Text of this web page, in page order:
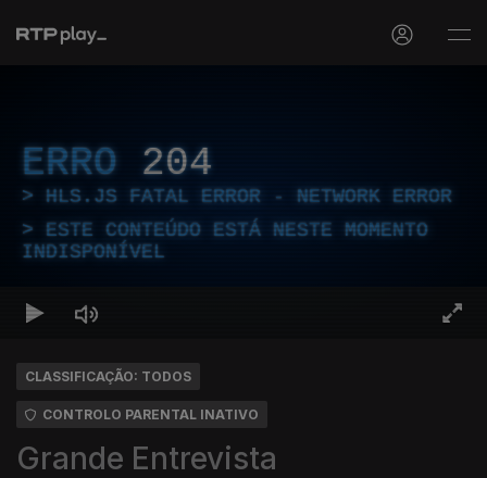
ERRO 204
HLS.JS FATAL ERROR - NETWORK ERROR
ESTE CONTEÚDO ESTÁ NESTE MOMENTO
INDISPONÍVEL
CLASSIFICAÇÃO: TODOS
CONTROLO PARENTAL INATIVO
Grande Entrevista